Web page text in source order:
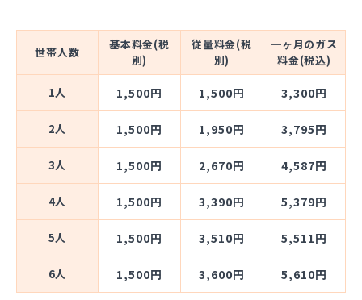
世帯人数
基本料金(税
別)
従量料金(税
別)
一ヶ月のガス
料金(税込)
1人 1,500円 1,500円 3,300円
2人 1,500円 1,950円 3,795円
3人 1,500円 2,670円 4,587円
4人 1,500円 3,390円 5,379円
5人 1,500円 3,510円 5,511円
6人 1,500円 3,600円 5,610円